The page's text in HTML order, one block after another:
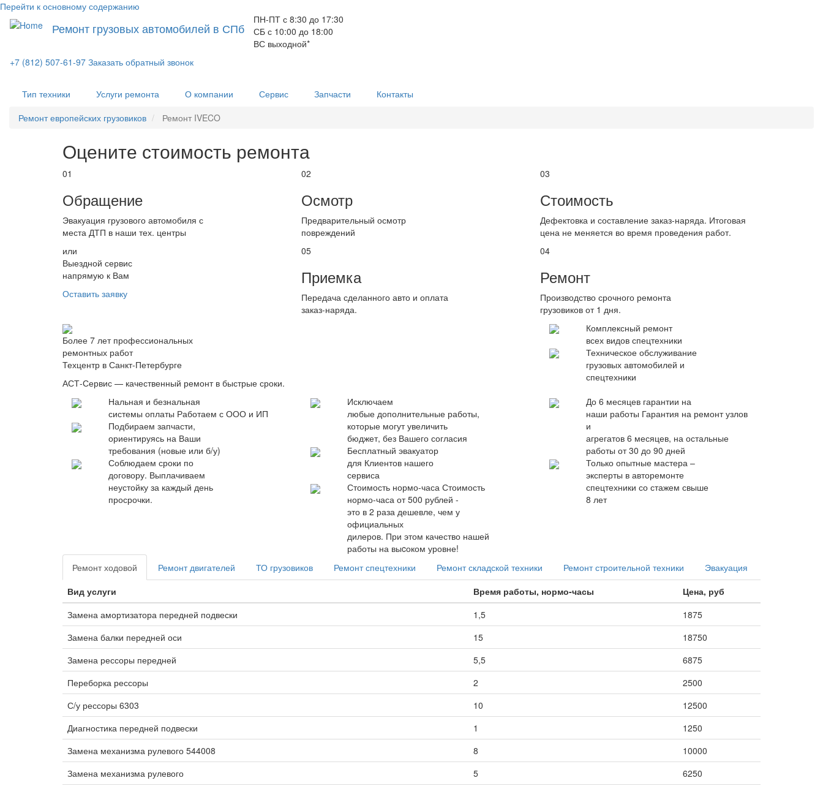
Перейти к основному содержанию
Ремонт грузовых автомобилей в СПб
ПН-ПТ с 8:30 до 17:30
СБ с 10:00 до 18:00
ВС выходной*
+7 (812) 507-61-97 Заказать обратный звонок
Тип техники Услуги ремонта О компании Сервис Запчасти
Контакты
Ремонт европейских грузовиков
Ремонт IVECO
Оцените стоимость ремонта
01
Обращение
Эвакуация грузового автомобиля с
места ДТП в наши тех. центры
или
Выездной сервис
напрямую к Вам
Оставить заявку
02
Осмотр
Предварительный осмотр
повреждений
05
Приемка
Передача сделанного авто и оплата
заказ-наряда.
03
Стоимость
Дефектовка и составление заказ-наряда. Итоговая
цена не меняется во время проведения работ.
04
Ремонт
Производство срочного ремонта
грузовиков от 1 дня.
Более 7 лет профессиональных
ремонтных работ
Техцентр в Санкт-Петербурге
АСТ-Сервис — качественный ремонт в быстрые сроки.
Комплексный ремонт
всех видов спецтехники
Техническое обслуживание
грузовых автомобилей и
спецтехники
Нальная и безнальная
системы оплаты Работаем с ООО и ИП
Подбираем запчасти,
ориентируясь на Ваши
требования (новые или б/у)
Соблюдаем сроки по
договору. Выплачиваем
неустойку за каждый день
просрочки.
Исключаем
любые дополнительные работы,
которые могут увеличить
бюджет, без Вашего согласия
Бесплатный эвакуатор
для Клиентов нашего
сервиса
Стоимость нормо-часа Стоимость
нормо-часа от 500 рублей -
это в 2 раза дешевле, чем у
официальных
дилеров. При этом качество нашей
работы на выcоком уровне!
До 6 месяцев гарантии на
наши работы Гарантия на ремонт узлов
и
агрегатов 6 месяцев, на остальные
работы от 30 до 90 дней
Только опытные мастера –
эксперты в авторемонте
спецтехники со стажем свыше
8 лет
Ремонт ходовой Ремонт двигателей ТО грузовиков Ремонт спецтехники Ремонт складской техники Ремонт строительной техники
Эвакуация
Вид услуги
Время работы, нормо-часы
Цена, руб
Замена амортизатора передней подвески
1,5
1875
Замена балки передней оси
15
18750
Замена рессоры передней
5,5
6875
Переборка рессоры
2
2500
С/у рессоры 6303
10
12500
Диагностика передней подвески
1
1250
Замена механизма рулевого 544008
8
10000
Замена механизма рулевого
5
6250